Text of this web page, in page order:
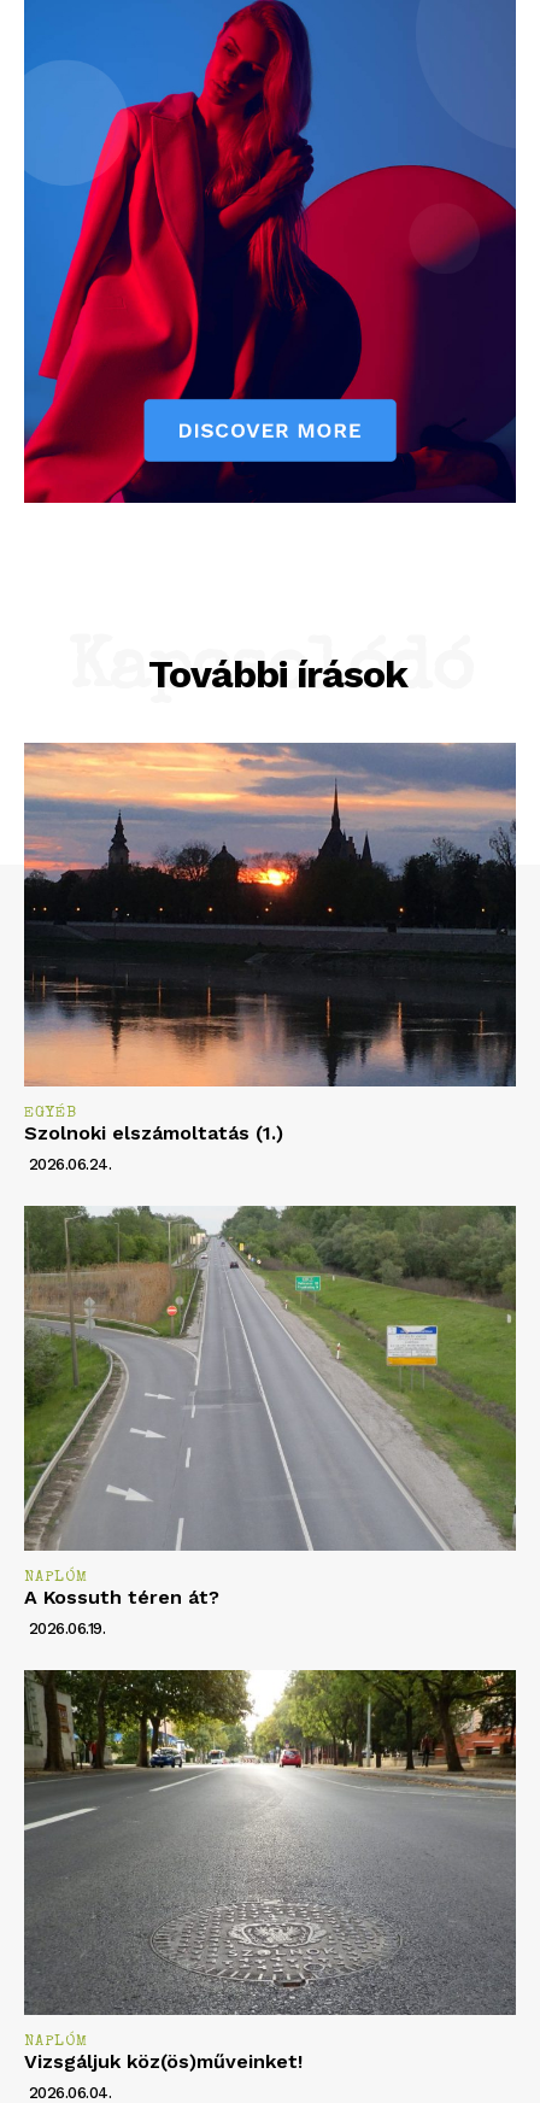
További írások
Kapcsolódó
EGYÉB
Szolnoki elszámoltatás (1.)
2026.06.24.
NAPLÓM
A Kossuth téren át?
2026.06.19.
NAPLÓM
Vizsgáljuk köz(ös)műveinket!
2026.06.04.